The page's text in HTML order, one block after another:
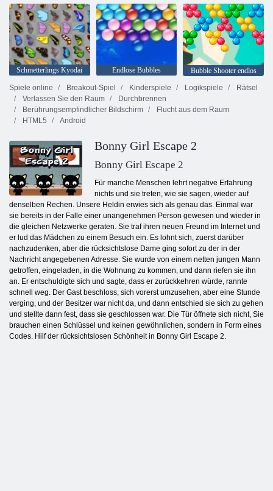
Schmetterlings Kyodai Endlose Bubbles
Bubble Shooter endlos
Spiele online
Breakout-Spiel Kinderspiele Logikspiele
Rätsel
Verlassen Sie den Raum
Durchbrennen
Berührungsempfindlicher Bildschirm
Flucht aus dem Raum
HTML5
Android
Bonny Girl Escape 2
Bonny Girl Escape 2
Für manche Menschen lehrt negative Erfahrung
nichts und sie treten, wie sie sagen, wieder auf
denselben Rechen. Unsere Heldin erwies sich als genau das. Einmal war
sie bereits in der Falle einer unangenehmen Person gewesen und wieder in
die gleichen Netzwerke geraten. Sie traf ihren neuen Freund im Internet und
er lud das Mädchen zu einem Besuch ein. Es lohnt sich, zuerst darüber
nachzudenken, aber die rücksichtslose Dame ging sofort zu der in der
Nachricht angegebenen Adresse. Sie wurde von einem netten jungen Mann
getroffen, eingeladen, in die Wohnung zu kommen, und dann riefen sie ihn
an. Er entschuldigte sich und sagte, dass er zurückkehren würde, rannte
schnell weg. Der Gast beschloss, sich vorerst umzusehen, aber eine Stunde
verging, und der Besitzer war nicht da, und dann entschied sie sich zu gehen
und stellte dann fest, dass sie geschlossen war. Die Tür öffnete sich nicht, Sie
brauchen einen Schlüssel und keinen gewöhnlichen, sondern in Form eines
Codes. Hilf der rücksichtslosen Schönheit in Bonny Girl Escape 2.